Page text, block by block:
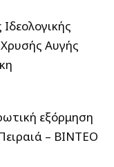
Αυγής
εξόρμηση
– ΒΙΝΤΕΟ